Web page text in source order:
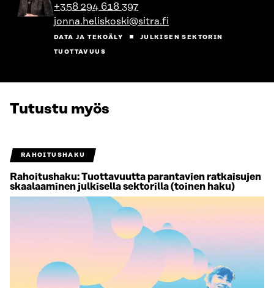
+358 294 618 397
jonna.heliskoski@sitra.fi
DATA JA TEKOÄLY
JULKISEN SEKTORIN
TUOTTAVUUS
Tutustu myös
RAHOITUSHAKU
Rahoitushaku: Tuottavuutta parantavien ratkaisujen
skaalaaminen julkisella sektorilla (toinen haku)